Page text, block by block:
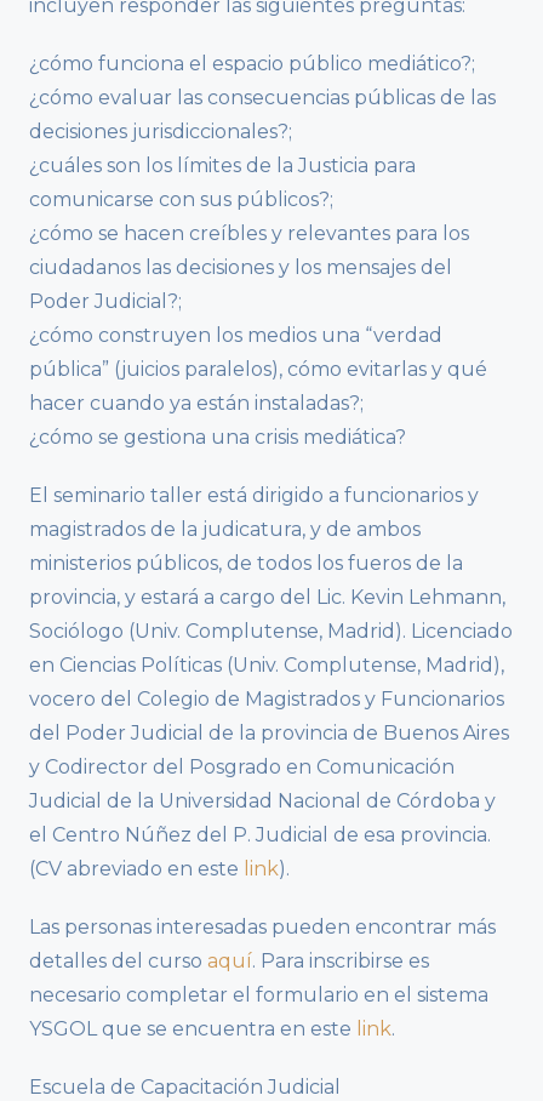
incluyen responder las siguientes preguntas:
¿cómo funciona el espacio público mediático?;
¿cómo evaluar las consecuencias públicas de las
decisiones jurisdiccionales?;
¿cuáles son los límites de la Justicia para
comunicarse con sus públicos?;
¿cómo se hacen creíbles y relevantes para los
ciudadanos las decisiones y los mensajes del
Poder Judicial?;
¿cómo construyen los medios una “verdad
pública” (juicios paralelos), cómo evitarlas y qué
hacer cuando ya están instaladas?;
¿cómo se gestiona una crisis mediática?
El seminario taller está dirigido a funcionarios y
magistrados de la judicatura, y de ambos
ministerios públicos, de todos los fueros de la
provincia, y estará a cargo del Lic. Kevin Lehmann,
Sociólogo (Univ. Complutense, Madrid). Licenciado
en Ciencias Políticas (Univ. Complutense, Madrid),
vocero del Colegio de Magistrados y Funcionarios
del Poder Judicial de la provincia de Buenos Aires
y Codirector del Posgrado en Comunicación
Judicial de la Universidad Nacional de Córdoba y
el Centro Núñez del P. Judicial de esa provincia.
(CV abreviado en este link).
Las personas interesadas pueden encontrar más
detalles del curso aquí. Para inscribirse es
necesario completar el formulario en el sistema
YSGOL que se encuentra en este link.
Escuela de Capacitación Judicial